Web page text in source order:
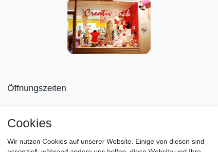
Öffnungszeiten
Di-Fr von 10.00 - 18.30 Uhr
Sa von 11.00 - 16.00 Uhr
Cookies
Wir nutzen Cookies auf unserer Website. Einige von diesen sind